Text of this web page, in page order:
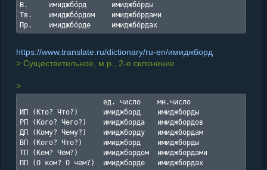
В.     имиджбо́рд      имиджбо́рды
Тв.    имиджбо́рдом    имиджбо́рдами
Пр.    имиджбо́рде     имиджбо́рдах
https://www.translate.ru/dictionary/ru-en/имиджборд
> Существительное, м.р., 2-е склонение
>
                    ед. число    мн.число
ИП (Кто? Что?)      имиджборд    имиджборды
РП (Кого? Чего?)    имиджборда   имиджбордов
ДП (Кому? Чему?)    имиджборду   имиджбордам
ВП (Кого? Что?)     имиджборд    имиджборды
ТП (Кем? Чем?)      имиджбордом  имиджбордами
ПП (О ком? О чем?)  имиджборде   имиджбордах